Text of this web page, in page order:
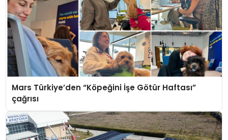
Mars Türkiye’den “Köpeğini İşe Götür Haftası”
çağrısı